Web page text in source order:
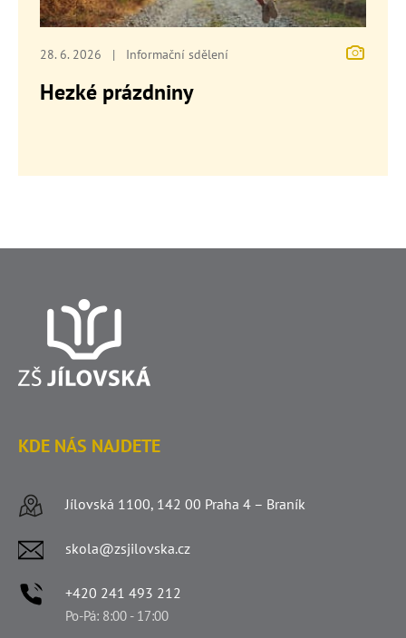
28. 6. 2026 | Informační sdělení
Hezké prázdniny
KDE NÁS NAJDETE
Jílovská 1100, 142 00 Praha 4 – Braník
skola@zsjilovska.cz
+420 241 493 212
Po-Pá: 8:00 - 17:00